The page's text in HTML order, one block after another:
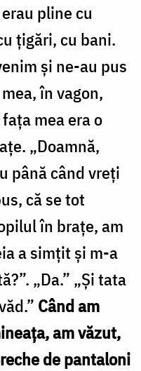
pline cu
ţigări, cu bani.
şi ne-au pus
în vagon,
mea era o
„Doamnă,
până când vreţi
că se tot
în braţe, am
a simţit şi m-a
„Da.” „Şi tata
Când am
am văzut,
de pantaloni